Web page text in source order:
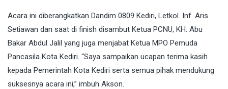
Acara ini diberangkatkan Dandim 0809 Kediri, Letkol. Inf. Aris
Setiawan dan saat di finish disambut Ketua PCNU, KH. Abu
Bakar Abdul Jalil yang juga menjabat Ketua MPO Pemuda
Pancasila Kota Kediri. “Saya sampaikan ucapan terima kasih
kepada Pemerintah Kota Kediri serta semua pihak mendukung
suksesnya acara ini,” imbuh Akson.